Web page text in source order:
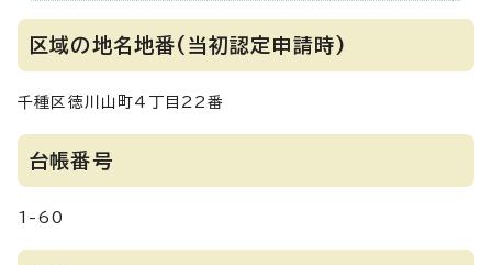
区域の地名地番(当初認定申請時)
千種区徳川山町4丁目22番
台帳番号
1-60